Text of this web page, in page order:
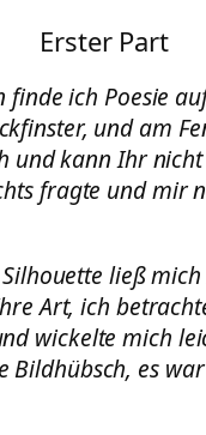
Erster Part
ich Poesie
und am
und kann Ihr nicht
fragte und mir
ließ
Art, ich
wickelte mich
Bildhübsch, es